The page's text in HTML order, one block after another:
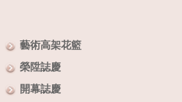
藝術高架花籃
榮陞誌慶
開幕誌慶